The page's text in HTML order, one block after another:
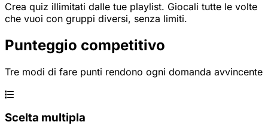
Crea quiz illimitati dalle tue playlist. Giocali tutte le volte
che vuoi con gruppi diversi, senza limiti.
Punteggio competitivo
Tre modi di fare punti rendono ogni domanda avvincente
Scelta multipla